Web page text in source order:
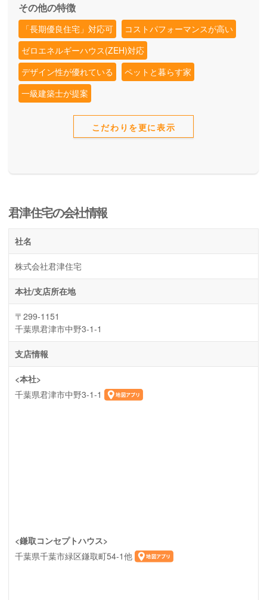
その他の特徴
「長期優良住宅」対応可
コストパフォーマンスが高い
ゼロエネルギーハウス(ZEH)対応
デザイン性が優れている
ペットと暮らす家
一級建築士が提案
こだわりを更に表示
君津住宅の会社情報
社名
株式会社君津住宅
本社/支店所在地
〒299-1151
千葉県君津市中野3-1-1
支店情報
<本社>
千葉県君津市中野3-1-1
<鎌取コンセプトハウス>
千葉県千葉市緑区鎌取町54-1他